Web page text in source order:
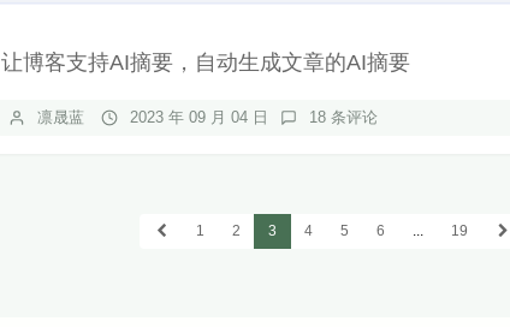
让博客支持AI摘要，自动生成文章的AI摘要
凛晟蓝 2023 年 09 月 04 日 18 条评论
1 2 3 4 5 6 ... 19